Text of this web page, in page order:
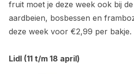
fruit moet je deze week ook bij
aardbeien, bosbessen en
deze week voor €2,99 per bakje.
Lidl (11 t/m 18 april)